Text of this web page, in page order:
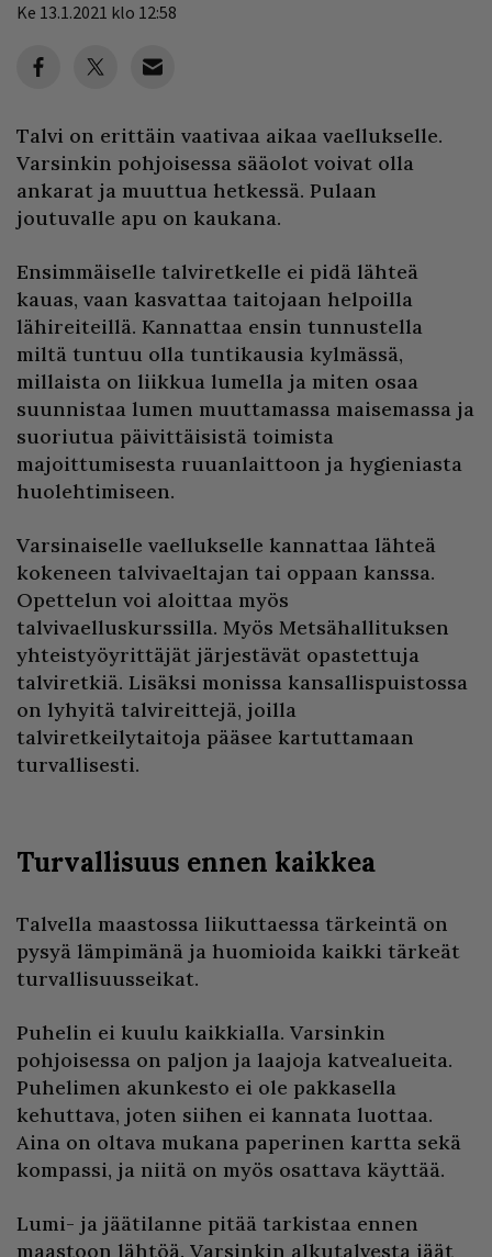
Ke 13.1.2021 klo 12:58
Talvi on erittäin vaativaa aikaa vaellukselle.
Varsinkin pohjoisessa sääolot voivat olla
ankarat ja muuttua hetkessä. Pulaan
joutuvalle apu on kaukana.
Ensimmäiselle talviretkelle ei pidä lähteä
kauas, vaan kasvattaa taitojaan helpoilla
lähireiteillä. Kannattaa ensin tunnustella
miltä tuntuu olla tuntikausia kylmässä,
millaista on liikkua lumella ja miten osaa
suunnistaa lumen muuttamassa maisemassa ja
suoriutua päivittäisistä toimista
majoittumisesta ruuanlaittoon ja hygieniasta
huolehtimiseen.
Varsinaiselle vaellukselle kannattaa lähteä
kokeneen talvivaeltajan tai oppaan kanssa.
Opettelun voi aloittaa myös
talvivaelluskurssilla. Myös Metsähallituksen
yhteistyöyrittäjät järjestävät opastettuja
talviretkiä. Lisäksi monissa kansallispuistossa
on lyhyitä talvireittejä, joilla
talviretkeilytaitoja pääsee kartuttamaan
turvallisesti.
Turvallisuus ennen kaikkea
Talvella maastossa liikuttaessa tärkeintä on
pysyä lämpimänä ja huomioida kaikki tärkeät
turvallisuusseikat.
Puhelin ei kuulu kaikkialla. Varsinkin
pohjoisessa on paljon ja laajoja katvealueita.
Puhelimen akunkesto ei ole pakkasella
kehuttava, joten siihen ei kannata luottaa.
Aina on oltava mukana paperinen kartta sekä
kompassi, ja niitä on myös osattava käyttää.
Lumi- ja jäätilanne pitää tarkistaa ennen
maastoon lähtöä. Varsinkin alkutalvesta jäät